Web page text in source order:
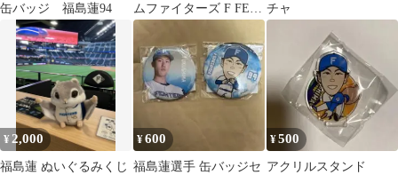
缶バッジ 福島蓮94
ムファイターズ F FES
2025 缶バッジ
チャ
¥2,000
福島蓮 ぬいぐるみくじ
¥600
福島蓮選手 缶バッジセ
¥500
アクリルスタンド